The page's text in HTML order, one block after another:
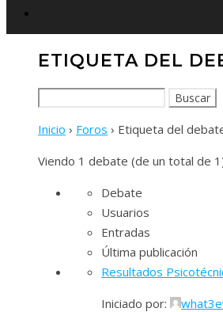
ETIQUETA DEL
Inicio › Foros › Etiqueta del
Viendo 1 debate (de un total de
Debate
Usuarios
Entradas
Última publicación
Resultados
Iniciado por: